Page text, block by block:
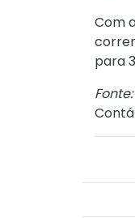
Com
para
Fonte: